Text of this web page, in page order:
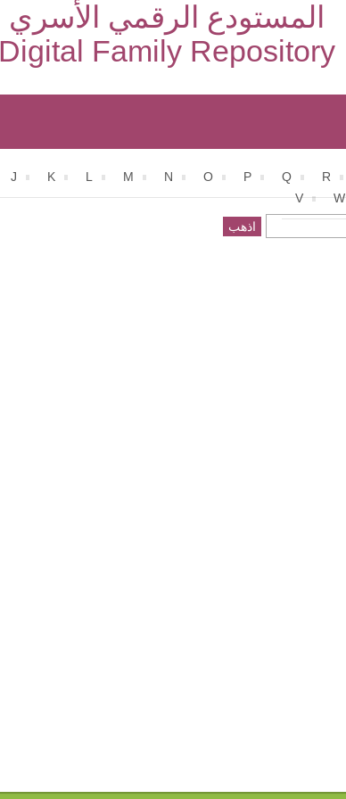
المستودع الرقمي الأسري
Digital Family Repository
J K L M N O P Q R
V
W